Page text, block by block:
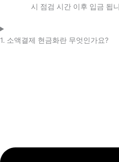
시 점검 시간 이후 입금 됩
1. 소액결제 현금화란 무엇인가요?